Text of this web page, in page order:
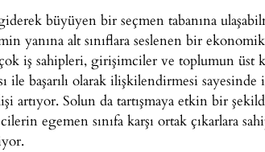
büyüyen bir seçmen tabanına
yanına alt sınıflara seslenen bir
iş sahipleri, girişimciler ve toplumun üst
ile başarılı olarak ilişkilendirmesi
artıyor. Solun da tartışmaya etkin bir
egemen sınıfa karşı ortak çıkarlara